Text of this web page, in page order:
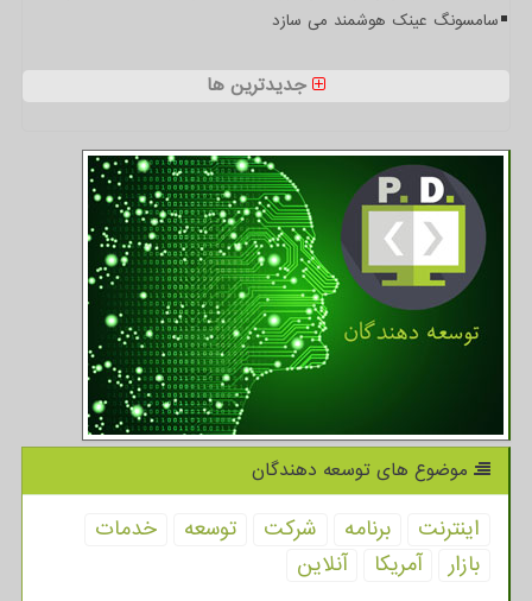
سامسونگ عینک هوشمند می سازد
جدیدترین ها
موضوع های توسعه دهندگان
اینترنت برنامه شركت توسعه
خدمات
بازار
آمریكا آنلاین